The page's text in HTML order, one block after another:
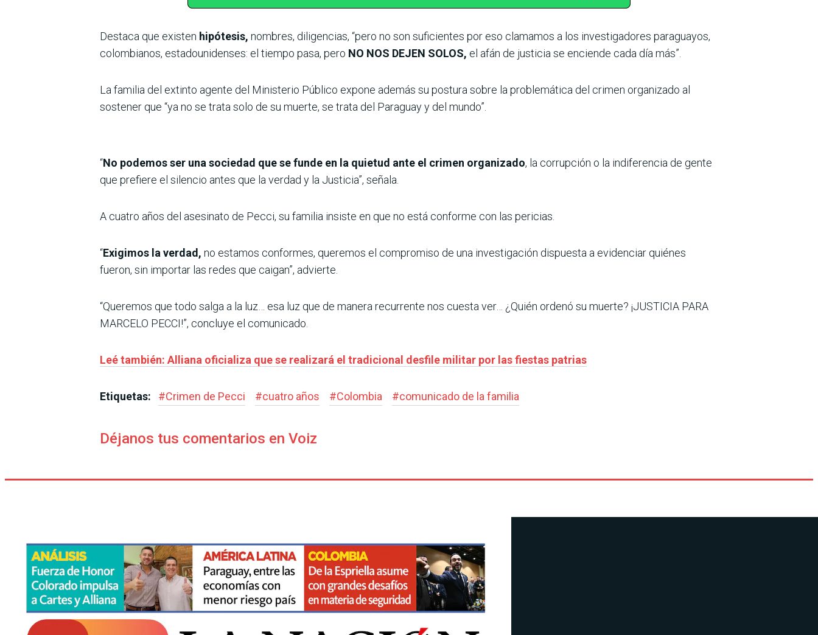
Destaca que existen hipótesis, nombres, diligencias, “pero no son suficientes por eso clamamos a los investigadores paraguayos,
colombianos, estadounidenses: el tiempo pasa, pero NO NOS DEJEN SOLOS, el afán de justicia se enciende cada día más”.
La familia del extinto agente del Ministerio Público expone además su postura sobre la problemática del crimen organizado al
sostener que “ya no se trata solo de su muerte, se trata del Paraguay y del mundo”.
“No podemos ser una sociedad que se funde en la quietud ante el crimen organizado, la corrupción o la indiferencia de gente
que prefiere el silencio antes que la verdad y la Justicia”, señala.
A cuatro años del asesinato de Pecci, su familia insiste en que no está conforme con las pericias.
“Exigimos la verdad, no estamos conformes, queremos el compromiso de una investigación dispuesta a evidenciar quiénes
fueron, sin importar las redes que caigan”, advierte.
“Queremos que todo salga a la luz… esa luz que de manera recurrente nos cuesta ver… ¿Quién ordenó su muerte? ¡JUSTICIA PARA
MARCELO PECCI!”, concluye el comunicado.
Leé también: Alliana oficializa que se realizará el tradicional desfile militar por las fiestas patrias
Etiquetas: #Crimen de Pecci #cuatro años #Colombia #comunicado de la familia
Déjanos tus comentarios en Voiz